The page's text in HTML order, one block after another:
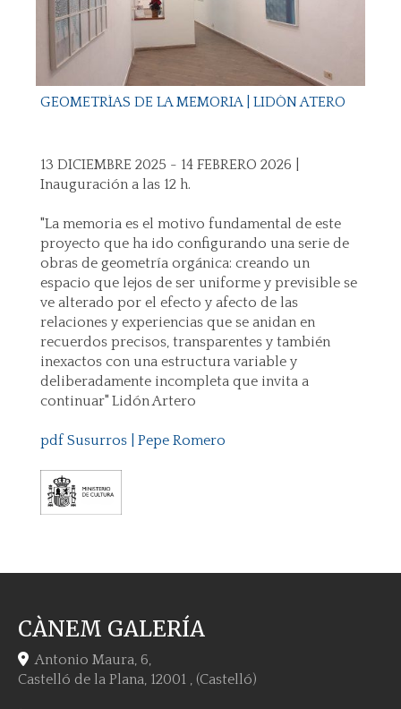
GEOMETRÍAS DE LA MEMORIA | LIDÓN ATERO
13 DICIEMBRE 2025 - 14 FEBRERO 2026 |
Inauguración a las 12 h.
"La memoria es el motivo fundamental de este
proyecto que ha ido configurando una serie de
obras de geometría orgánica: creando un
espacio que lejos de ser uniforme y previsible se
ve alterado por el efecto y afecto de las
relaciones y experiencias que se anidan en
recuerdos precisos, transparentes y también
inexactos con una estructura variable y
deliberadamente incompleta que invita a
continuar" Lidón Artero
pdf Susurros | Pepe Romero
CÀNEM GALERÍA
Antonio Maura, 6,
Castelló de la Plana 12001 (Castelló)